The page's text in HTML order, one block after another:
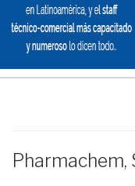
Pharmachem,